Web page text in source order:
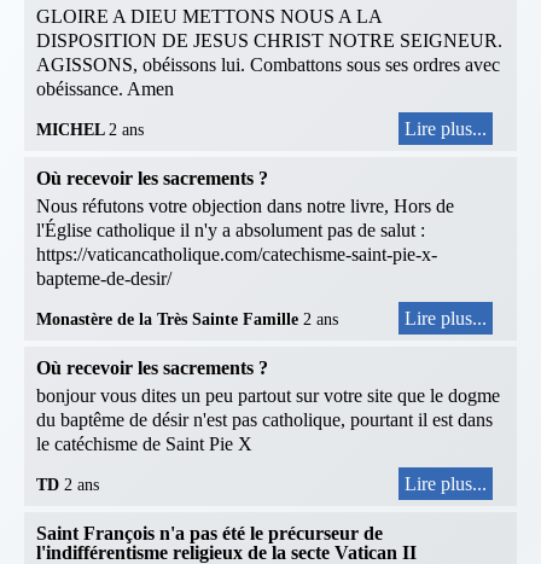
GLOIRE A DIEU METTONS NOUS A LA
DISPOSITION DE JESUS CHRIST NOTRE SEIGNEUR.
AGISSONS, obéissons lui. Combattons sous ses ordres avec
obéissance. Amen
MICHEL 2 ans Lire plus...
Où recevoir les sacrements ?
Nous réfutons votre objection dans notre livre, Hors de
l'Église catholique il n'y a absolument pas de salut :
https://vaticancatholique.com/catechisme-saint-pie-x-
bapteme-de-desir/
Monastère de la Très Sainte Famille 2 ans Lire plus...
Où recevoir les sacrements ?
bonjour vous dites un peu partout sur votre site que le dogme
du baptême de désir n'est pas catholique, pourtant il est dans
le catéchisme de Saint Pie X
TD 2 ans Lire plus...
Saint François n'a pas été le précurseur de
l'indifférentisme religieux de la secte Vatican II